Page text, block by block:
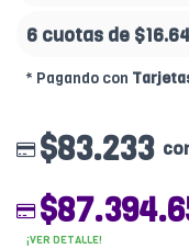
6 cuotas de
* Pagando con
$83.233
¡VER DETALLE!